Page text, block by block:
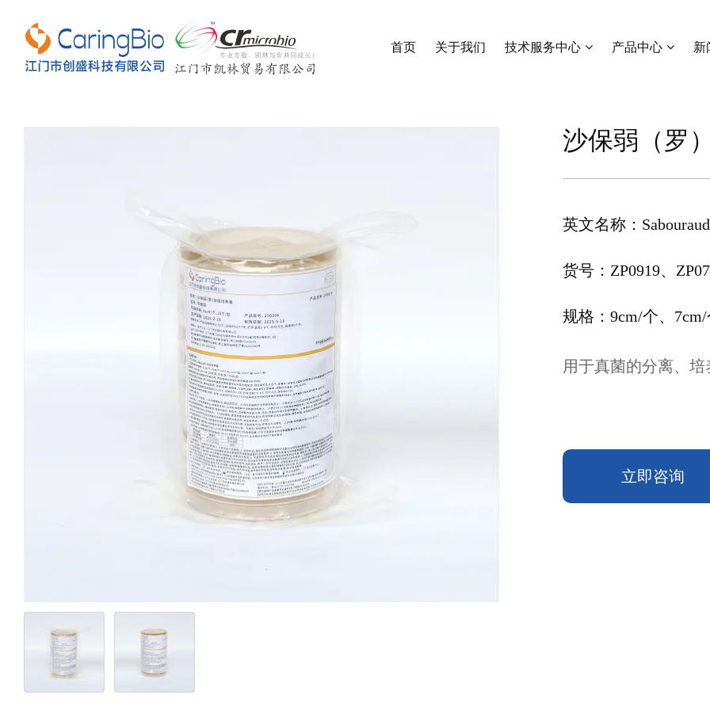
首页 关于我们 技术服务中心 产品中心 新
哥伦比亚血琼脂培养基
沙保弱（罗
英文名称：
货号：ZP0919、
规格：9cm/个、
用于真菌的分离、培
立即咨询